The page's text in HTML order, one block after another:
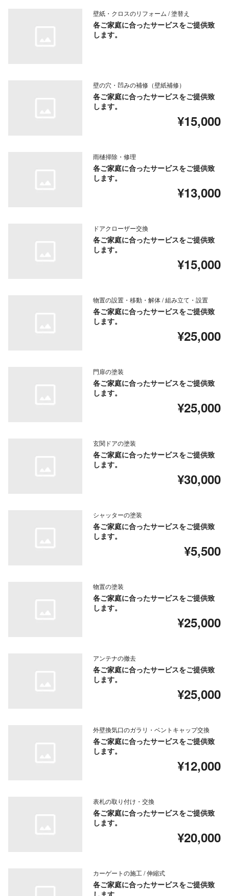
壁紙・クロスのリフォーム / 塗替え
各ご家庭に合ったサービスをご提供致
します。
壁の穴・凹みの補修（壁紙補修）
各ご家庭に合ったサービスをご提供致
します。
¥15,000
雨樋掃除・修理
各ご家庭に合ったサービスをご提供致
します。
¥13,000
ドアクローザー交換
各ご家庭に合ったサービスをご提供致
します。
¥15,000
物置の設置・移動・解体 / 組み立て・設置
各ご家庭に合ったサービスをご提供致
します。
¥25,000
門扉の塗装
各ご家庭に合ったサービスをご提供致
します。
¥25,000
玄関ドアの塗装
各ご家庭に合ったサービスをご提供致
します。
¥30,000
シャッターの塗装
各ご家庭に合ったサービスをご提供致
します。
¥5,500
物置の塗装
各ご家庭に合ったサービスをご提供致
します。
¥25,000
アンテナの撤去
各ご家庭に合ったサービスをご提供致
します。
¥25,000
外壁換気口のガラリ・ベントキャップ交換
各ご家庭に合ったサービスをご提供致
します。
¥12,000
表札の取り付け・交換
各ご家庭に合ったサービスをご提供致
します。
¥20,000
カーゲートの施工 / 伸縮式
各ご家庭に合ったサービスをご提供致